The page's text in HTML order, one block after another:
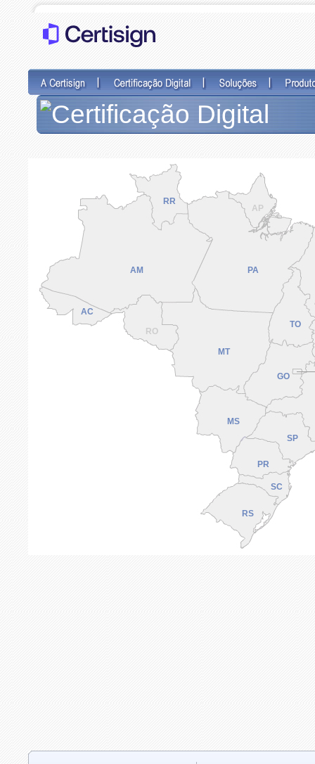
AM
MS
MT
GO
RS
PA
PR
SC
TO
AC
RR
SP
AP
RO